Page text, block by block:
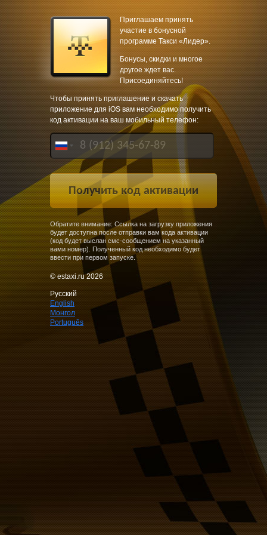
Приглашаем принять
участие в бонусной
программе Такси «Лидер».
Бонусы, скидки и многое
другое ждет вас.
Присоединяйтесь!
Чтобы принять приглашение и скачать
приложение для iOS вам необходимо получить
код активации на ваш мобильный телефон:
Обратите внимание: Ссылка на загрузку приложения
будет доступна после отправки вам кода активации
(код будет выслан смс-сообщением на указанный
вами номер). Полученный код необходимо будет
ввести при первом запуске.
© estaxi.ru 2026
Русский
English
Монгол
Português